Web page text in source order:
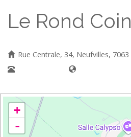
Le Rond Coin
Rue Centrale, 34, Neufvilles, 7063
+
-